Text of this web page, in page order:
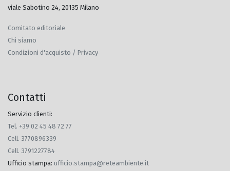
viale Sabotino 24, 20135 Milano
Comitato editoriale
Chi siamo
Condizioni d'acquisto / Privacy
Contatti
Servizio clienti:
Tel. +39 02 45 48 72 77
Cell. 3770896339
Cell. 3791227784
Ufficio stampa: ufficio.stampa@reteambiente.it